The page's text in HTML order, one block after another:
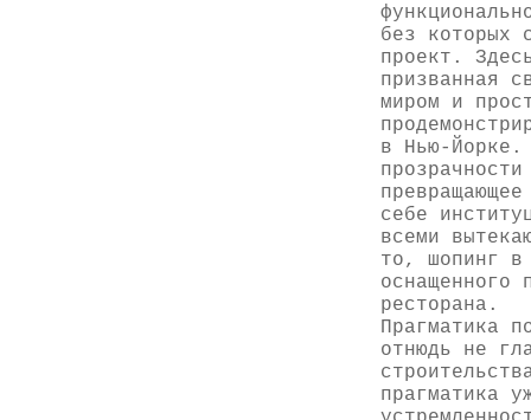
без которых
проект.
призванная
миром и
в Нью-Йорке.
себе
всеми
то, шопинг в
оснащенного
ресторана.
Прагматика
отнюдь не
прагматика